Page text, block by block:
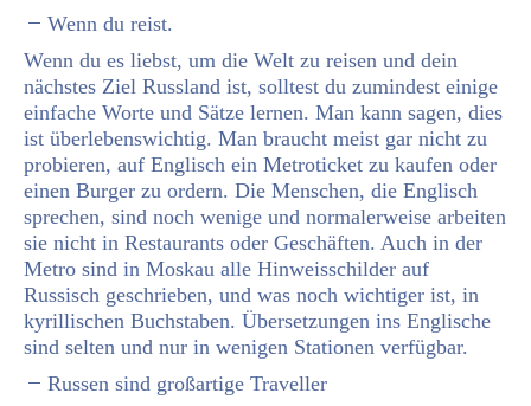
Wenn du reist.
Wenn du es liebst, um die Welt zu reisen und dein
nächstes Ziel Russland ist, solltest du zumindest einige
einfache Worte und Sätze lernen. Man kann sagen, dies
ist überlebenswichtig. Man braucht meist gar nicht zu
probieren, auf Englisch ein Metroticket zu kaufen oder
einen Burger zu ordern. Die Menschen, die Englisch
sprechen, sind noch wenige und normalerweise arbeiten
sie nicht in Restaurants oder Geschäften. Auch in der
Metro sind in Moskau alle Hinweisschilder auf
Russisch geschrieben, und was noch wichtiger ist, in
kyrillischen Buchstaben. Übersetzungen ins Englische
sind selten und nur in wenigen Stationen verfügbar.
Russen sind großartige Traveller